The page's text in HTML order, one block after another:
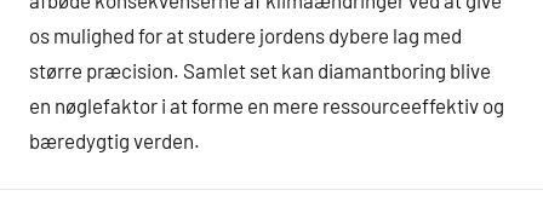
os mulighed for at studere jordens dybere lag med
større præcision. Samlet set kan diamantboring blive
en nøglefaktor i at forme en mere ressourceeffektiv og
bæredygtig verden.